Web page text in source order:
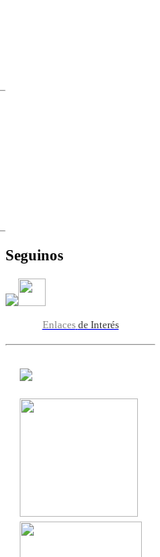
Seguinos
Enlaces de Interés